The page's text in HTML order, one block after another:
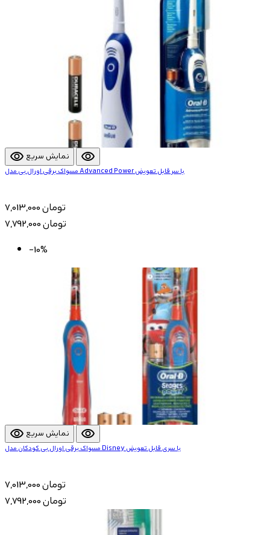
visibility نمایش سریع visibility
مسواک برقی اورال بی مدل Advanced Power با سر قابل تعویض
7,013,000 تومان
7,792,000 تومان
-10%
visibility نمایش سریع visibility
مسواک برقی اورال بی کودکان مدل Disney با سری قابل تعویض
7,013,000 تومان
7,792,000 تومان